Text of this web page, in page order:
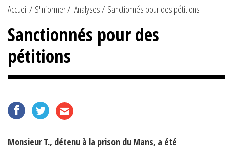
Accueil S'informer Analyses Sanctionnés pour des pétitions
Sanctionnés pour des
pétitions
Monsieur T., détenu à la prison du Mans, a été